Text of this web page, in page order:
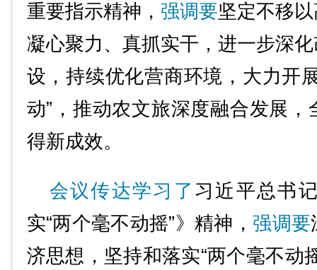
重要指示精神， 强调要坚定不移
凝心聚力、真抓实干，进一步深
设，持续优化营商环境，大力开
动”，推动农文旅深度融合发展
得新成效。
会议传达学习了 习近平总书
实“两个毫不动摇”》精神，强调要
济思想，坚持和落实“两个毫不动